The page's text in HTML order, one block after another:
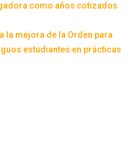
como años cotizados
la mejora de la Orden para
estudiantes en prácticas